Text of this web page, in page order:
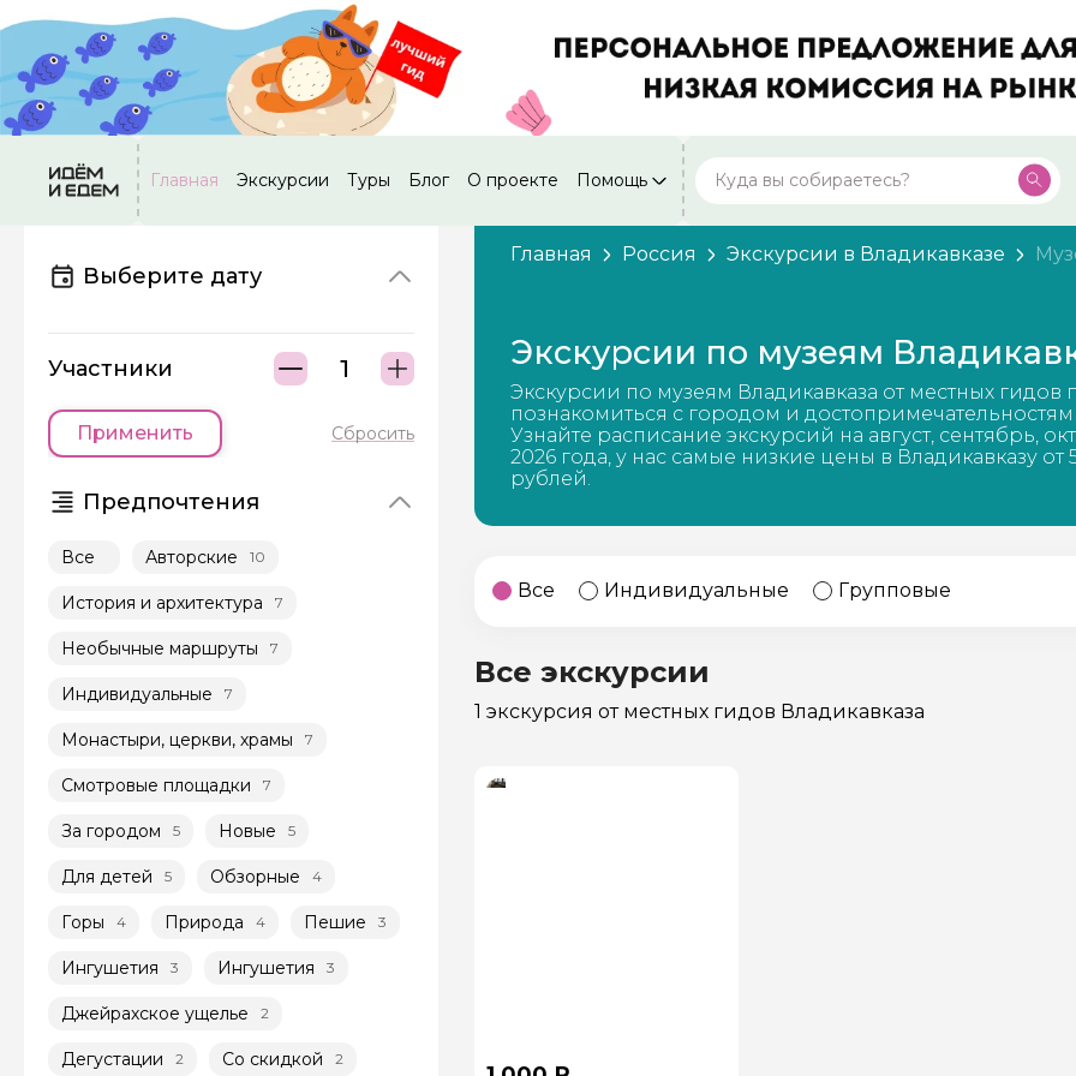
Главная Экскурсии Туры Блог О проекте Помощь
Москва
Россия
Нижний Новгород
Россия
49 экскурсий
Калининград
Россия
28 экскурсий
Кисловодск
Дербент
Посмотреть все города
Выберите дату
Участники
Применить Сбросить
Предпочтения
Все Авторские 10
История и архитектура 7
Необычные маршруты 7
Индивидуальные 7
Монастыри, церкви, храмы 7
Смотровые площадки 7
За городом 5 Новые 5
Для детей 5 Обзорные 4
Горы 4 Природа 4 Пешие 3
Ингушетия 3 Ингушетия 3
Джейрахское ущелье 2
Дегустации 2 Со скидкой 2
Главная Россия Экскурсии в Владикавказе
Экскурсии по музеям
Экскурсии по музеям Владикавказа от местных гидов
познакомиться с городом и
Узнайте расписание экскурсий на август, сентябрь,
2026 года, у нас самые низкие цены в Владикавказу от
рублей.
Все Индивидуальные Групповые
Все экскурсии
1 экскурсия от местных гидов Владикавказа